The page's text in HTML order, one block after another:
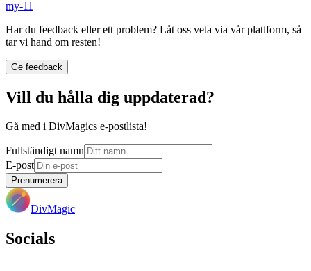
my-11
Har du feedback eller ett problem? Låt oss veta via vår plattform, så
tar vi hand om resten!
Ge feedback
Vill du hålla dig uppdaterad?
Gå med i DivMagics e-postlista!
Fullständigt namn
E-post
Prenumerera
DivMagic
Socials